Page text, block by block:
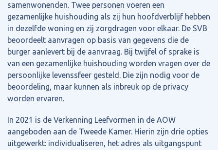
samenwonenden. Twee personen voeren een
gezamenlijke huishouding als zij hun hoofdverblijf hebben
in dezelfde woning en zij zorgdragen voor elkaar. De SVB
beoordeelt aanvragen op basis van gegevens die de
burger aanlevert bij de aanvraag. Bij twijfel of sprake is
van een gezamenlijke huishouding worden vragen over de
persoonlijke levenssfeer gesteld. Die zijn nodig voor de
beoordeling, maar kunnen als inbreuk op de privacy
worden ervaren.
In 2021 is de Verkenning Leefvormen in de AOW
aangeboden aan de Tweede Kamer. Hierin zijn drie opties
uitgewerkt: individualiseren, het adres als uitgangspunt